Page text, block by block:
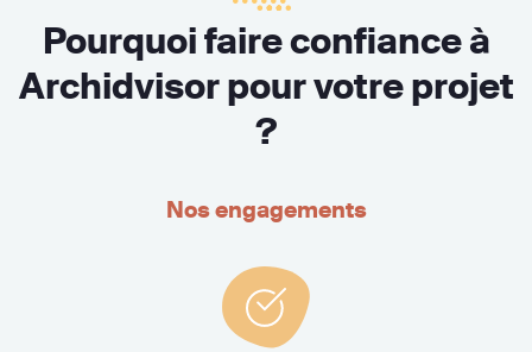
Pourquoi faire confiance à
Archidvisor pour votre projet
?
Nos engagements